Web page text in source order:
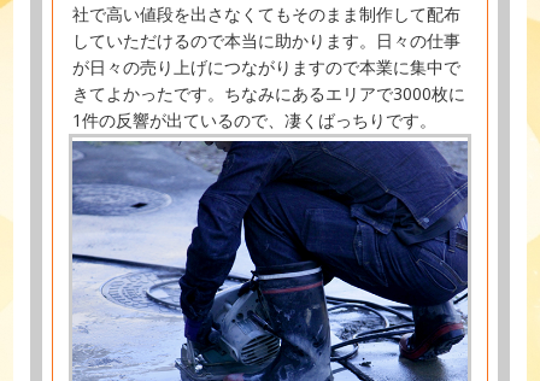
社で高い値段を出さなくてもそのまま制作して配布
していただけるので本当に助かります。日々の仕事
が日々の売り上げにつながりますので本業に集中で
きてよかったです。ちなみにあるエリアで3000枚に
1件の反響が出ているので、凄くばっちりです。